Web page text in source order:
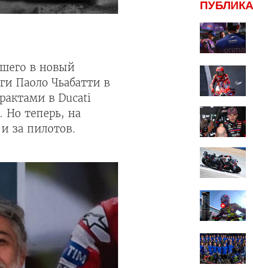
в новый
Паоло Чьабатти в
в Ducati
Но теперь, на
за пилотов.